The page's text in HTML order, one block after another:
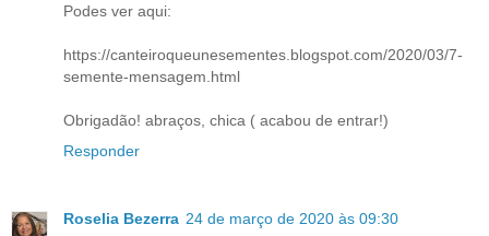
Podes ver aqui:
https://canteiroqueunesementes.blogspot.com/2020/03/7-
semente-mensagem.html
Obrigadão! abraços, chica ( acabou de entrar!)
Responder
Roselia Bezerra 24 de março de 2020 às 09:30